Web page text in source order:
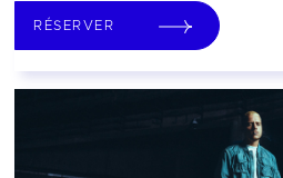
RÉSERVER